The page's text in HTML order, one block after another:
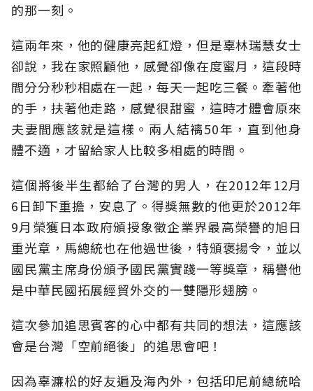
的那一刻。
這兩年來，他的健康亮起紅燈，但是辜林瑞慧女士
卻說，我在家照顧他，感覺卻像在度蜜月，這段時
間分分秒秒相處在一起，每天一起吃三餐。牽著他
的手，扶著他走路，感覺很甜蜜，這時才體會原來
夫妻間應該就是這樣。兩人結褵50年，直到他身
體不適，才留給家人比較多相處的時間。
這個將後半生都給了台灣的男人，在2012年12月
6日卸下重擔，安息了。得獎無數的他更於2012年
9月榮獲日本政府頒授象徵企業界最高榮譽的旭日
重光章，馬總統也在他過世後，特頒褒揚令，並以
國民黨主席身份頒予國民黨實踐一等獎章，稱譽他
是中華民國拓展經貿外交的一雙隱形翅膀。
這次參加追思賓客的心中都有共同的想法，這應該
會是台灣「空前絕後」的追思會吧！
因為辜濂松的好友遍及海內外，包括印尼前總統哈